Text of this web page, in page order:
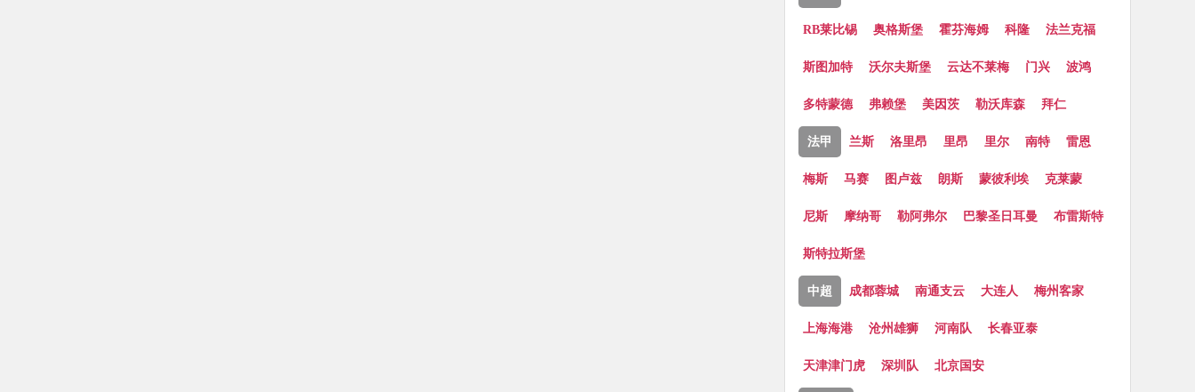
RB莱比锡 奥格斯堡 霍芬海姆 科隆 法兰克福
斯图加特 沃尔夫斯堡 云达不莱梅 门兴 波鸿
多特蒙德 弗赖堡 美因茨 勒沃库森 拜仁
法甲 兰斯 洛里昂 里昂 里尔 南特 雷恩
梅斯 马赛 图卢兹 朗斯 蒙彼利埃 克莱蒙
尼斯 摩纳哥 勒阿弗尔 巴黎圣日耳曼 布雷斯特
斯特拉斯堡
中超 成都蓉城 南通支云 大连人 梅州客家
上海海港 沧州雄狮 河南队 长春亚泰
天津津门虎 深圳队 北京国安